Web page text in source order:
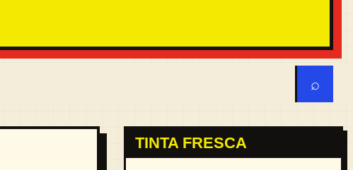
⌕
TINTA FRESCA